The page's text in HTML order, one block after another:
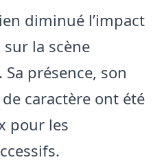
diminué l’impact
sur la scène
présence, son
caractère ont été
pour les